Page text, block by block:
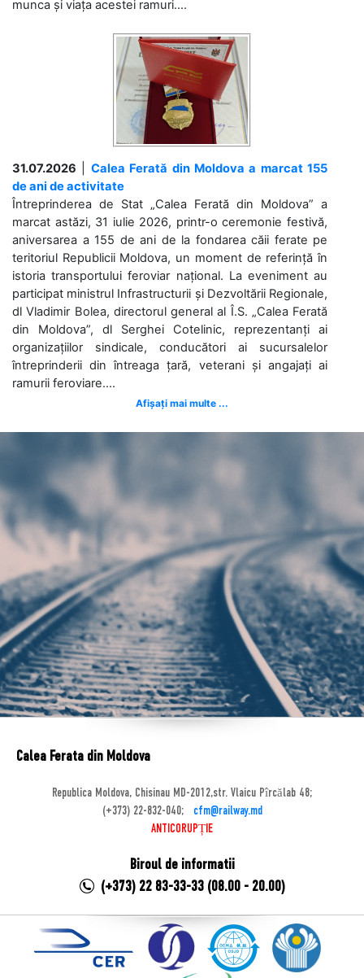
munca și viața acestei ramuri....
31.07.2026
Calea Ferată din Moldova a marcat 155
de ani de activitate
Întreprinderea de Stat „Calea Ferată din Moldova” a
marcat astăzi, 31 iulie 2026, printr-o ceremonie festivă,
aniversarea a 155 de ani de la fondarea căii ferate pe
teritoriul Republicii Moldova, un moment de referință în
istoria transportului feroviar național. La eveniment au
participat ministrul Infrastructurii și Dezvoltării Regionale,
dl Vladimir Bolea, directorul general al Î.S. „Calea Ferată
din Moldova”, dl Serghei Cotelinic, reprezentanți ai
organizațiilor sindicale, conducători ai sucursalelor
întreprinderii din întreaga țară, veterani și angajați ai
ramurii feroviare....
Afișați mai multe ...
Calea Ferata din Moldova
Republica Moldova, Chisinau MD-2012,str. Vlaicu Pîrcălab 48;
(+373) 22-832-040;
cfm@railway.md
ANTICORUPȚIE
Biroul de informatii
(+373) 22 83-33-33 (08.00 - 20.00)